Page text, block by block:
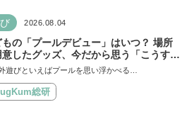
2026.08.04
もの「プールデビュー」はいつ？ 場所
意したグッズ、今だから思う「こうすれ
った」エピソードを紹介《HugKum
遊びといえばプールを思い浮かべる…
総研